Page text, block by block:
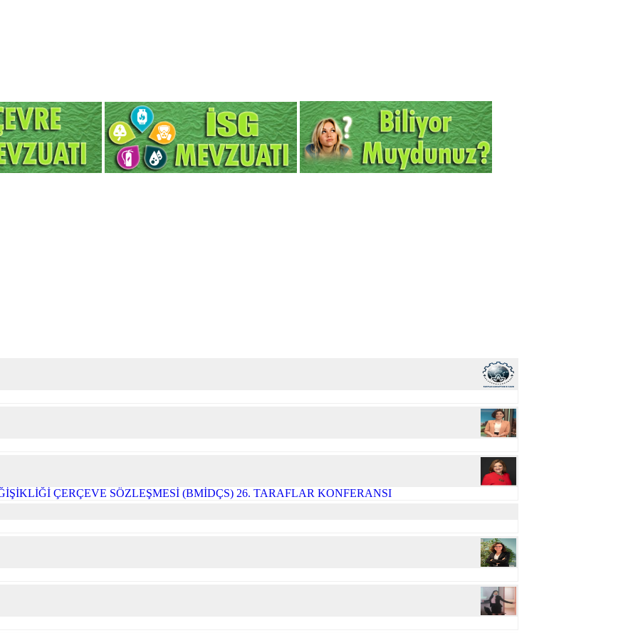
ÇERÇEVE SÖZLEŞMESİ (BMİDÇS) 26. TARAFLAR KONFERANSI